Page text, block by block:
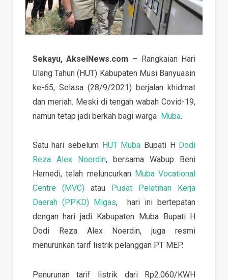
Sekayu, AkselNews.com – Rangkaian Hari
Ulang Tahun (HUT) Kabupaten Musi Banyuasin
ke-65, Selasa (28/9/2021) berjalan khidmat
dan meriah. Meski di tengah wabah Covid-19,
namun tetap jadi berkah bagi warga Muba.
Satu hari sebelum HUT Muba Bupati H Dodi
Reza Alex Noerdin, bersama Wabup Beni
Hernedi, telah meluncurkan Muba Vocational
Centre (MVC)atau
Pusat Pelatihan Kerja
Daerah (PPKD) Migas, hari ini bertepatan
dengan hari jadi Kabupaten Muba Bupati H
Dodi Reza Alex Noerdin, juga resmi
menurunkan tarif listrik pelanggan PT MEP.
Penurunan tarif listrik dari Rp2.060/KWH